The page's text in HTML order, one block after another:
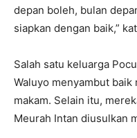
depan boleh, bulan
siapkan dengan baik,”
Salah satu keluarga
Waluyo menyambut
makam. Selain itu,
Meurah Intan diusulkan